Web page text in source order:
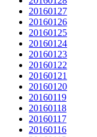
20160127
20160126
20160125
20160124
20160123
20160122
20160121
20160120
20160119
20160118
20160117
20160116